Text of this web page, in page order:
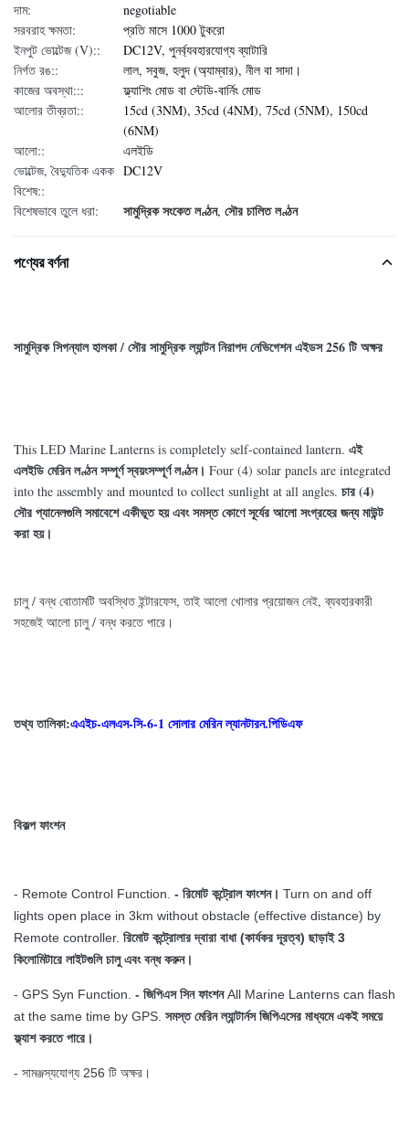
দাম:
negotiable
সরবরাহ ক্ষমতা:
প্রতি মাসে 1000 টুকরো
ইনপুট ভোল্টেজ (V)::
DC12V, পুনর্ব্যবহারযোগ্য ব্যাটারি
নির্গত রঙ::
লাল, সবুজ, হলুদ (অ্যাম্বার), নীল বা সাদা।
কাজের অবস্থা:::
ফ্ল্যাশিং মোড বা স্টেডি-বার্নিং মোড
আলোর তীব্রতা::
15cd (3NM), 35cd (4NM), 75cd (5NM), 150cd
(6NM)
আলো::
এলইডি
ভোল্টেজ, বৈদ্যুতিক একক
বিশেষ::
DC12V
বিশেষভাবে তুলে ধরা: সামুদ্রিক সংকেত লণ্ঠন, সৌর চালিত লণ্ঠন
পণ্যের বর্ণনা
সামুদ্রিক সিগন্যাল হালকা / সৌর সামুদ্রিক ল্যান্টন নিরাপদ নেভিগেশন এইডস 256 টি অক্ষর
This LED Marine Lanterns is completely self-contained lantern. এই
এলইডি মেরিন লণ্ঠন সম্পূর্ণ স্বয়ংসম্পূর্ণ লণ্ঠন। Four (4) solar panels are integrated
into the assembly and mounted to collect sunlight at all angles. চার (4)
সৌর প্যানেলগুলি সমাবেশে একীভূত হয় এবং সমস্ত কোণে সূর্যের আলো সংগ্রহের জন্য মাউন্ট
করা হয়।
চালু / বন্ধ বোতামটি অবস্থিত ইন্টারফেস, তাই আলো খোলার প্রয়োজন নেই, ব্যবহারকারী
সহজেই আলো চালু / বন্ধ করতে পারে।
তথ্য তালিকা:এএইচ-এলএস-সি-6-1 সোলার মেরিন ল্যানটারন.পিডিএফ
বিকল্প ফাংশন
- Remote Control Function. - রিমোট কন্ট্রোল ফাংশন। Turn on and off
lights open place in 3km without obstacle (effective distance) by
Remote controller. রিমোট কন্ট্রোলার দ্বারা বাধা (কার্যকর দূরত্ব) ছাড়াই 3
কিলোমিটারে লাইটগুলি চালু এবং বন্ধ করুন।
- GPS Syn Function. - জিপিএস সিন ফাংশন All Marine Lanterns can flash
at the same time by GPS. সমস্ত মেরিন ল্যান্টার্নস জিপিএসের মাধ্যমে একই সময়ে
ফ্ল্যাশ করতে পারে।
- সামঞ্জস্যযোগ্য 256 টি অক্ষর।